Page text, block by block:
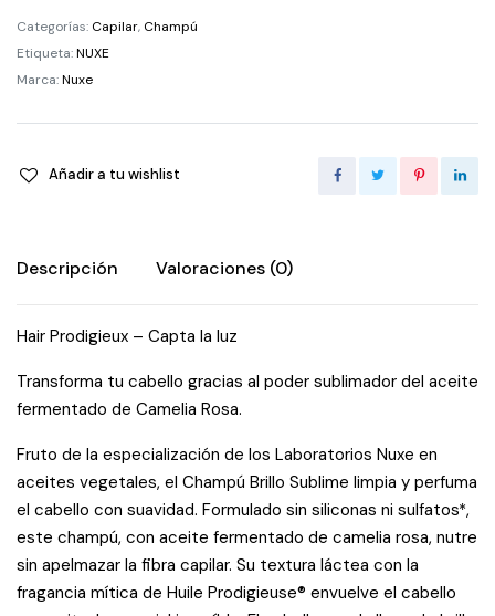
quantity
Categorías: Capilar, Champú
Etiqueta:NUXE
Marca:Nuxe
Añadir a tu wishlist
Descripción Valoraciones (0)
Hair Prodigieux – Capta la luz
Transforma tu cabello gracias al poder sublimador del aceite
fermentado de Camelia Rosa.
Fruto de la especialización de los Laboratorios Nuxe en
aceites vegetales, el Champú Brillo Sublime limpia y perfuma
el cabello con suavidad. Formulado sin siliconas ni sulfatos*,
este champú, con aceite fermentado de camelia rosa, nutre
sin apelmazar la fibra capilar. Su textura láctea con la
fragancia mítica de Huile Prodigieuse® envuelve el cabello